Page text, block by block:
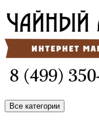
Все категории